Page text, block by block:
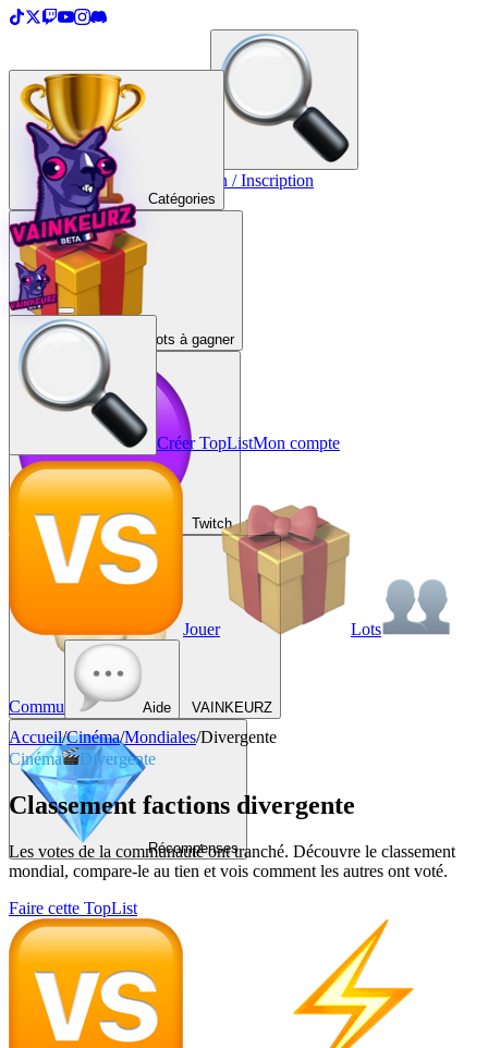
Créer une TopList Connexion / Inscription
Catégories
Lots à gagner
Twitch
VAINKEURZ
Récompenses
Créer TopListMon compte
Jouer Lots
Commu Aide
Accueil/Cinéma/Mondiales/Divergente
Cinéma
Divergente
Classement factions divergente
Les votes de la communauté ont tranché. Découvre le classement
mondial, compare-le au tien et vois comment les autres ont voté.
Faire cette TopList